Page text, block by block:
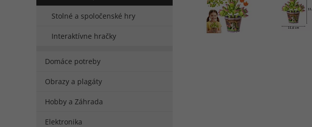
Stolné a spoločenské hry
Interaktívne hračky
Domáce potreby
Obrazy a plagáty
Hobby a Záhrada
Elektronika